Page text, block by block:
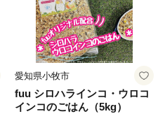
愛知県小牧市
fuu シロハラインコ・ウロコ
インコのごはん（5kg）